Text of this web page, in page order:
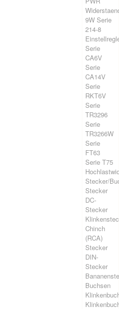
9W Serie
214-8
Serie
CA6V
Serie
CA14V
Serie
RKT6V
Serie
TR3296
Serie
TR3266W
Serie
FT63
Serie T75
Stecker/
Stecker
DC-
Stecker
Chinch
(RCA)
Stecker
DIN-
Stecker
Buchsen